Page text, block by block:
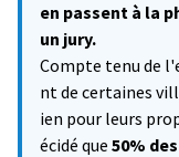
en passent à la
un jury.
Compte tenu de
nt de certaines
ien pour leurs
écidé que 50%